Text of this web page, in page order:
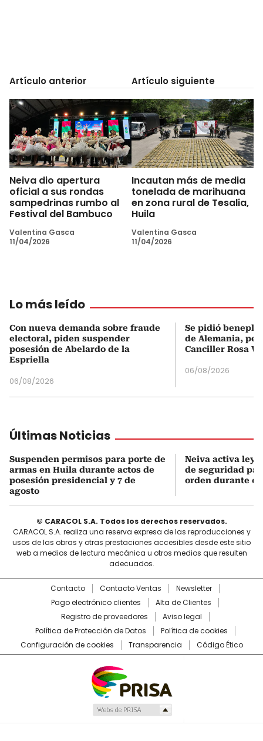
Artículo anterior
Neiva dio apertura
oficial a sus rondas
sampedrinas rumbo al
Festival del Bambuco
Valentina Gasca
11/04/2026
Artículo siguiente
Incautan más de media
tonelada de marihuana
en zona rural de Tesalia,
Huila
Valentina Gasca
11/04/2026
Lo más leído
Con nueva demanda sobre fraude
electoral, piden suspender
posesión de Abelardo de la
Espriella
06/08/2026
Se pidió
de Alemania,
Canciller Rosa
06/08/2026
Últimas Noticias
Suspenden permisos para porte de
armas en Huila durante actos de
posesión presidencial y 7 de
agosto
Neiva activa ley
de seguridad
orden durante el
© CARACOL S.A. Todos los derechos reservados.
CARACOL S.A. realiza una reserva expresa de las reproducciones y
usos de las obras y otras prestaciones accesibles desde este sitio
web a medios de lectura mecánica u otros medios que resulten
adecuados.
Contacto Contacto Ventas
Newsletter
Pago electrónico clientes
Alta de Clientes
Registro de proveedores
Aviso legal
Política de Protección de Datos
Política de cookies
Configuración de cookies
Transparencia Código Ético